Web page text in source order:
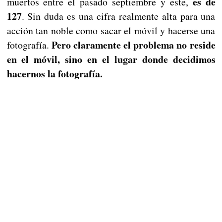
127. Sin duda es una cifra realmente alta para una
acción tan noble como sacar el móvil y hacerse una
fotografía. Pero claramente el problema no reside
en el móvil, sino en el lugar donde decidimos
hacernos la fotografía.